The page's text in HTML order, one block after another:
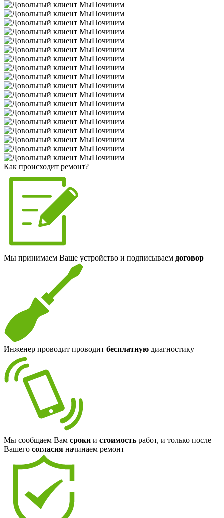
Как происходит ремонт?
Мы принимаем Ваше устройство и подписываем договор
Инженер проводит проводит бесплатную диагностику
Мы сообщаем Вам сроки и стоимость работ, и только после
Вашего согласия начинаем ремонт